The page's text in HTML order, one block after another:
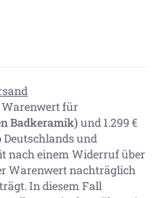
Warenwert für
Badkeramik) und 1.299 €
und
nach einem Widerruf über
Warenwert nachträglich
In diesem Fall